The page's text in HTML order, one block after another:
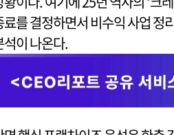
료를 결정하면서 비수익 사업 정
석이 나온다.